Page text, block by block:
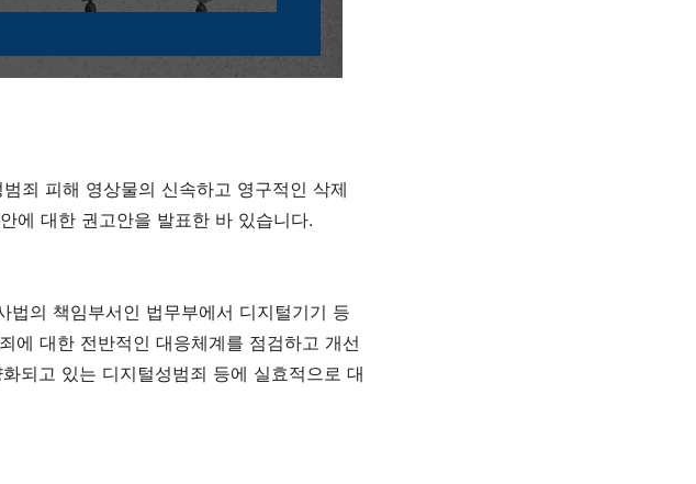
죄 피해 영상물의 신속하고 영구적인 삭제
에 대한 권고안을 발표한 바 있습니다.
법의 책임부서인 법무부에서 디지털기기 등
에 대한 전반적인 대응체계를 점검하고 개선
화되고 있는 디지털성범죄 등에 실효적으로 대